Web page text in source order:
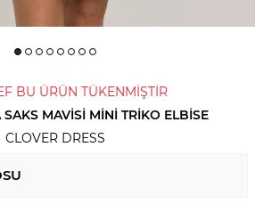
BU ÜRÜN TÜKENMİŞTİR
SAKS MAVISI MINI TRIKO ELBISE
CLOVER DRESS